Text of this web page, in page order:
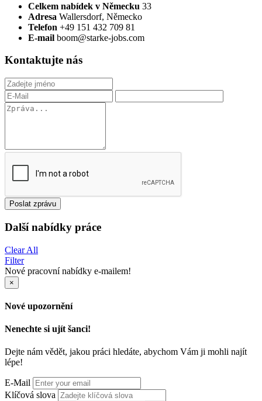
Celkem nabídek v Německu 33
Adresa Wallersdorf, Německo
Telefon +49 151 432 709 81
E-mail boom@starke-jobs.com
Kontaktujte nás
Poslat zprávu
Další nabídky práce
Clear All
Filter
Nové pracovní nabídky e-mailem!
×
Nové upozornění
Nenechte si ujít šanci!
Dejte nám vědět, jakou práci hledáte, abychom Vám ji mohli najít
lépe!
E-Mail
Klíčová slova